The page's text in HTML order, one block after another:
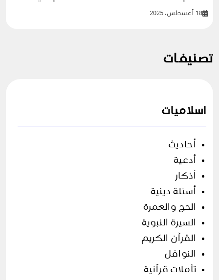
18 أغسطس، 2025
تصنيفات
اسلاميات
أحاديث
أدعية
أذكار
أسئلة دينية
الحج والعمرة
السيرة النبوية
القرآن الكريم
النوافل
تأملات قرآنية